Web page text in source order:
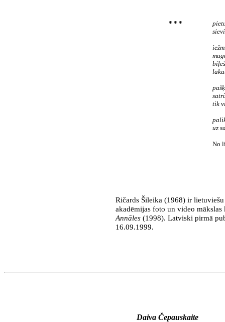
* * *
tik
uz
No
Ričards Šileika (1968) ir
akadēmijas foto un video
Annāles (1998). Latviski pirmā
16.09.1999.
Daiva Čepauskaite